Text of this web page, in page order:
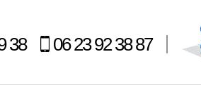
38 06 23 92 38 87